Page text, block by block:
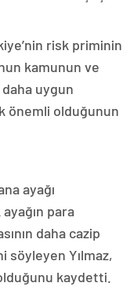
risk priminin
kamunun ve
uygun
önemli olduğunun
ayağı
para
daha cazip
Yılmaz,
kaydetti.